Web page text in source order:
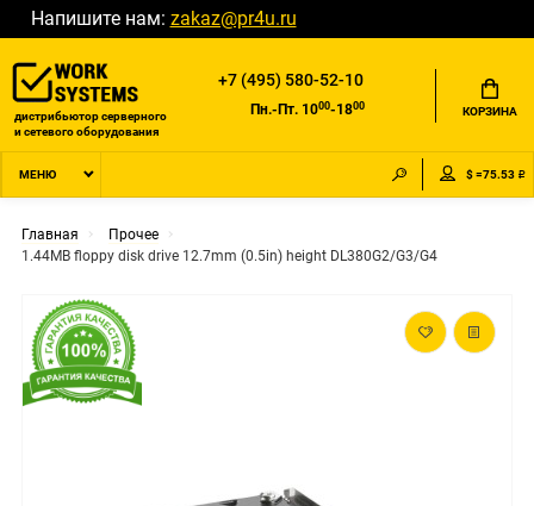
Напишите нам: zakaz@pr4u.ru
дистрибьютор серверного
и сетевого оборудования
+7 (495) 580-52-10
Пн.-Пт. 1000-1800 КОРЗИНА
МЕНЮ $ =75.53 ₽
Главная
Прочее
1.44MB floppy disk drive 12.7mm (0.5in) height DL380G2/G3/G4